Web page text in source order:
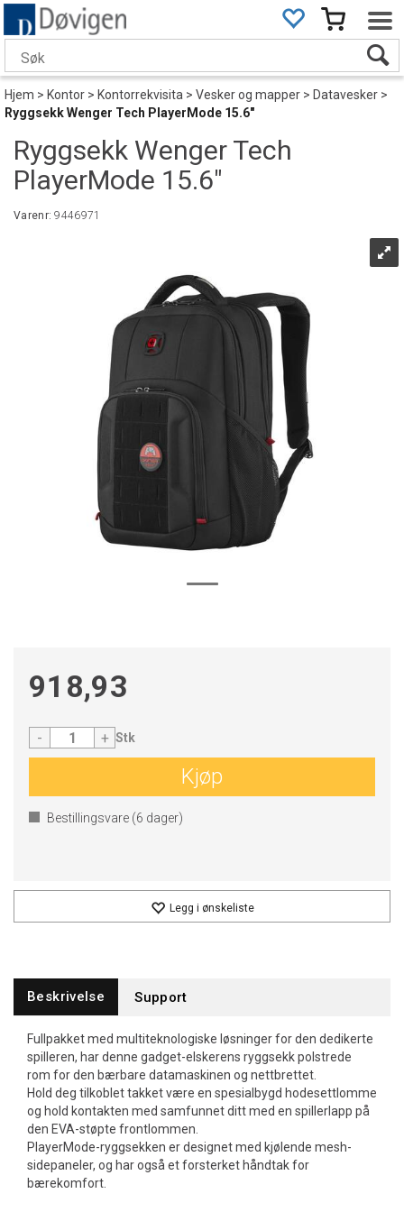
Hjem>Kontor>Kontorrekvisita>Vesker og mapper>Datavesker>
Ryggsekk Wenger Tech PlayerMode 15.6"
Ryggsekk Wenger Tech
PlayerMode 15.6"
Varenr:9446971
918,93
- + Stk
Kjøp
Bestillingsvare (6 dager)
Legg i ønskeliste
Beskrivelse Support
Fullpakket med multiteknologiske løsninger for den dedikerte
spilleren, har denne gadget-elskerens ryggsekk polstrede
rom for den bærbare datamaskinen og nettbrettet.
Hold deg tilkoblet takket være en spesialbygd hodesettlomme
og hold kontakten med samfunnet ditt med en spillerlapp på
den EVA-støpte frontlommen.
PlayerMode-ryggsekken er designet med kjølende mesh-
sidepaneler, og har også et forsterket håndtak for
bærekomfort.